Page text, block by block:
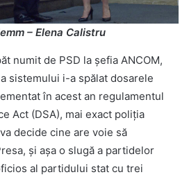
– Elena Calistru
numit de PSD la șefia ANCOM,
sistemului i-a spălat dosarele
în acest an regulamentul
Act (DSA), mai exact poliția
decide cine are voie să
și așa o slugă a partidelor
al partidului stat cu trei